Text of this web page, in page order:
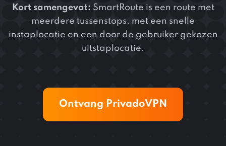
Kort samengevat: SmartRoute is een route met
meerdere tussenstops, met een snelle
instaplocatie en een door de gebruiker gekozen
uitstaplocatie.
Ontvang PrivadoVPN